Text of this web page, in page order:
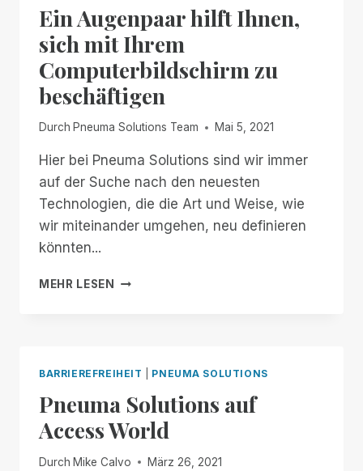
GESETZ?
Ein Augenpaar hilft Ihnen,
sich mit Ihrem
Computerbildschirm zu
beschäftigen
Durch Pneuma Solutions Team Mai 5, 2021
Hier bei Pneuma Solutions sind wir immer
auf der Suche nach den neuesten
Technologien, die die Art und Weise, wie
wir miteinander umgehen, neu definieren
könnten...
MEHR LESEN
EIN
IHREM
COMPUTERBILDSCHIRM
ZU
BESCHÄFTIGEN
BARRIEREFREIHEIT PNEUMA SOLUTIONS
Pneuma Solutions auf
Access World
Durch Mike Calvo März 26, 2021